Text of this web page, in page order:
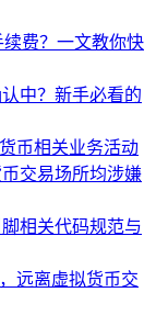
费？一文教你快
中？新手必看的
币相关业务活动
交易场所均涉嫌
相关代码规范与
远离虚拟货币交